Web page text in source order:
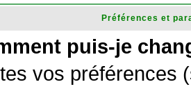
Préférences et
puis-je
vos préférences